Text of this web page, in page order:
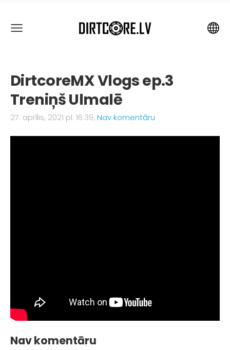
DirtcoreMX Vlogs ep.3
Treniņš Ulmalē
27. aprīlis, 2021 pl. 16:39, Nav komentāru
Nav komentāru